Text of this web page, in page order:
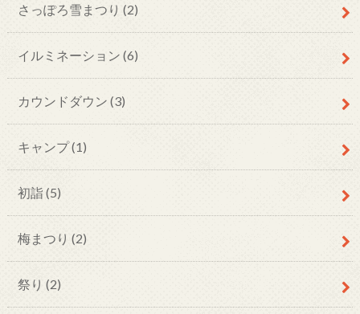
さっぽろ雪まつり (2)
イルミネーション (6)
カウンドダウン (3)
キャンプ (1)
初詣 (5)
梅まつり (2)
祭り (2)